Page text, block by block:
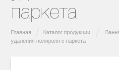
паркета
Главная Каталог продукции
удаления полироля с паркета